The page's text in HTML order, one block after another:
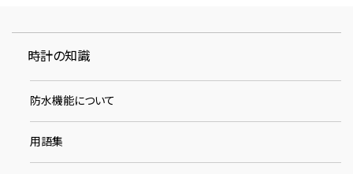
時計の知識
防水機能について
用語集